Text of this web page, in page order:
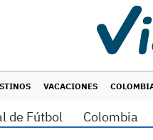
VACACIONES
de Fútbol Colombia